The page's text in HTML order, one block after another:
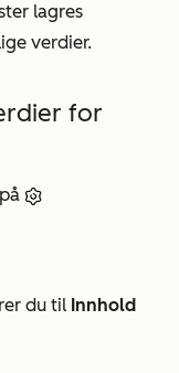
lagres
verdier.
for
du til Innhold